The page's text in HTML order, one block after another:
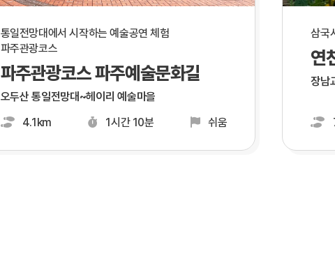
통일전망대에서 시작하는 예술공연 체험
파주관광코스
파주관광코스 파주예술문화길
오두산 통일전망대~헤이리 예술마을
4.1km
1시간 10분 쉬움
삼국
연
장남